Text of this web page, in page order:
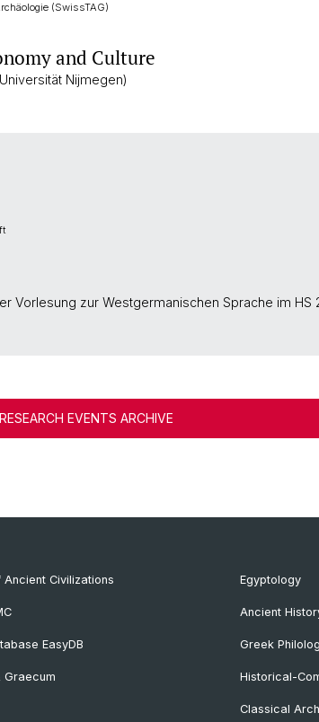
(SwissTAG)
and Culture
Nijmegen)
Vorlesung zur Westgermanischen Sprache im HS
RESEARCH EVENTS ARCHIVE
Civilizations
EasyDB
Graecum
Egyptology
Ancient
Greek
Historical-
Classical